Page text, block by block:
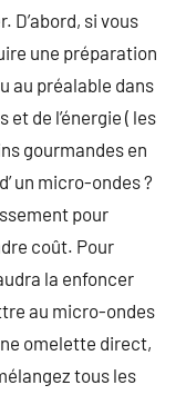
D’abord, si vous
une préparation
au préalable dans
de l’énergie ( les
gourmandes en
un micro-ondes ?
pour
coût. Pour
la enfoncer
au micro-ondes
omelette direct,
tous les